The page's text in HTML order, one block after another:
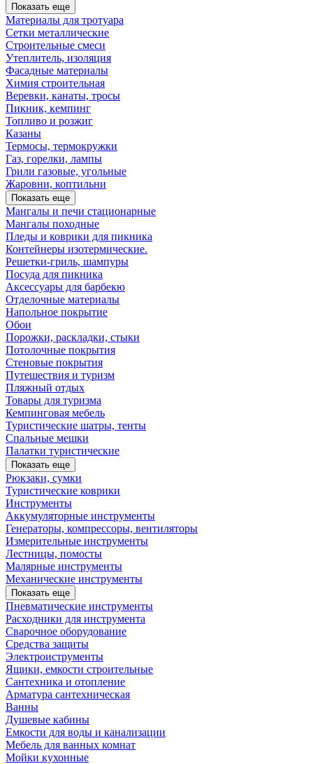
Показать еще
Материалы для тротуара
Сетки металлические
Строительные смеси
Утеплитель, изоляция
Фасадные материалы
Химия строительная
Веревки, канаты, тросы
Пикник, кемпинг
Топливо и розжиг
Казаны
Термосы, термокружки
Газ, горелки, лампы
Грили газовые, угольные
Жаровни, коптильни
Показать еще
Мангалы и печи стационарные
Мангалы походные
Пледы и коврики для пикника
Контейнеры изотермические.
Решетки-гриль, шампуры
Посуда для пикника
Аксессуары для барбекю
Отделочные материалы
Напольное покрытие
Обои
Порожки, раскладки, стыки
Потолочные покрытия
Стеновые покрытия
Путешествия и туризм
Пляжный отдых
Товары для туризма
Кемпинговая мебель
Туристические шатры, тенты
Спальные мешки
Палатки туристические
Показать еще
Рюкзаки, сумки
Туристические коврики
Инструменты
Аккумуляторные инструменты
Генераторы, компрессоры, вентиляторы
Измерительные инструменты
Лестницы, помосты
Малярные инструменты
Механические инструменты
Показать еще
Пневматические инструменты
Расходники для инструмента
Сварочное оборудование
Средства защиты
Электроиструменты
Ящики, емкости строительные
Сантехника и отопление
Арматура сантехническая
Ванны
Душевые кабины
Емкости для воды и канализации
Мебель для ванных комнат
Мойки кухонные